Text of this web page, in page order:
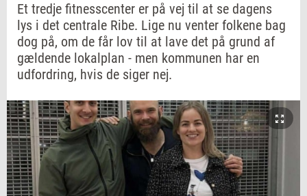
Et tredje fitnesscenter er på vej til at se dagens
lys i det centrale Ribe. Lige nu venter folkene bag
dog på, om de får lov til at lave det på grund af
gældende lokalplan - men kommunen har en
udfordring, hvis de siger nej.